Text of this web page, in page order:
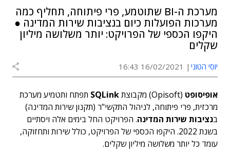
מערכת ה-BI שתוטמע, פרי פיתוחה, תחליף כמה
מערכות הפועלות כיום בנציבות שירות המדינה ●
היקפו הכספי של הפרויקט: יותר משלושה מיליון
שקלים
יוסי הטוני 16/02/2021 16:43
אופיסופט (Opisoft) מקבוצת SQLink תפתח ותטמיע מערכת
מרכזית, פרי פיתוחה, לניהול התקשי"ר (תקנון שירות המדינה)
בנציבות שירות המדינה. הפרויקט החל בימים אלה ויסתיים
בשנת 2022. היקפו הכספי של הפרויקט, כולל שירות ותחזוקה,
עומד כל יותר משלושה מיליון שקלים.